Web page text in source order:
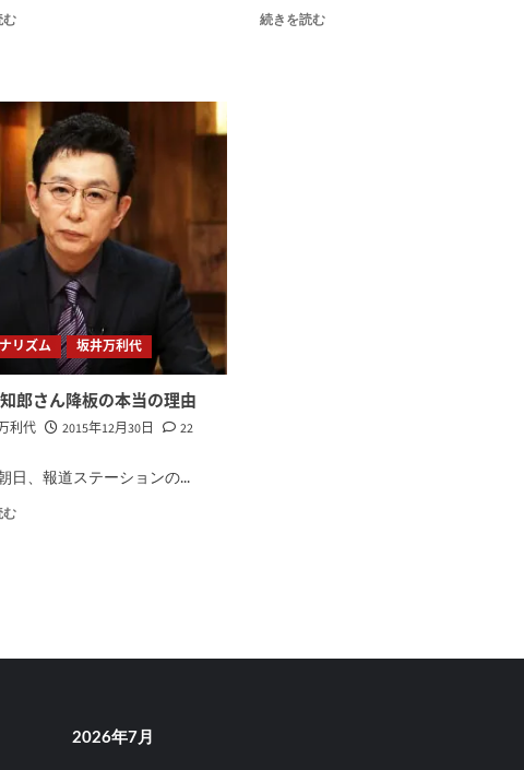
む 続きを読む
リズム 坂井万利代
郎さん降板の本当の理由
利代 2015年12月30日
22
日、報道ステーションの...
む
2026年7月